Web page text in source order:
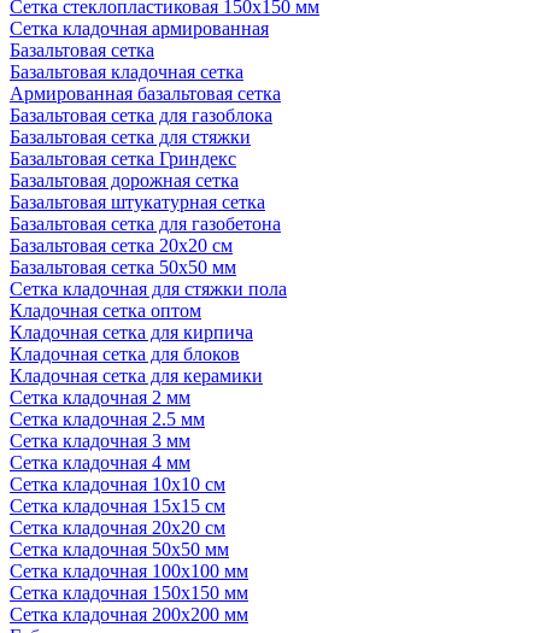
Сетка стеклопластиковая 150x150 мм
Сетка кладочная армированная
Базальтовая сетка
Базальтовая кладочная сетка
Армированная базальтовая сетка
Базальтовая сетка для газоблока
Базальтовая сетка для стяжки
Базальтовая сетка Гриндекс
Базальтовая дорожная сетка
Базальтовая штукатурная сетка
Базальтовая сетка для газобетона
Базальтовая сетка 20x20 см
Базальтовая сетка 50x50 мм
Сетка кладочная для стяжки пола
Кладочная сетка оптом
Кладочная сетка для кирпича
Кладочная сетка для блоков
Кладочная сетка для керамики
Сетка кладочная 2 мм
Сетка кладочная 2.5 мм
Сетка кладочная 3 мм
Сетка кладочная 4 мм
Сетка кладочная 10x10 см
Сетка кладочная 15x15 см
Сетка кладочная 20x20 см
Сетка кладочная 50x50 мм
Сетка кладочная 100x100 мм
Сетка кладочная 150x150 мм
Сетка кладочная 200x200 мм